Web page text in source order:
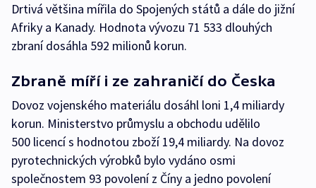
Drtivá většina mířila do Spojených států a dále do jižní
Afriky a Kanady. Hodnota vývozu 71 533 dlouhých
zbraní dosáhla 592 milionů korun.
Zbraně míří i ze zahraničí do Česka
Dovoz vojenského materiálu dosáhl loni 1,4 miliardy
korun. Ministerstvo průmyslu a obchodu udělilo
500 licencí s hodnotou zboží 19,4 miliardy. Na dovoz
pyrotechnických výrobků bylo vydáno osmi
společnostem 93 povolení z Číny a jedno povolení